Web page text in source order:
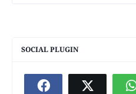
SOCIAL PLUGIN